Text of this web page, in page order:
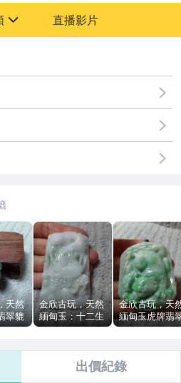
直播影片
天然
翠貔
雕刻
金欣古玩，天然
緬甸玉：十二生
肖龍翡翠雕刻
牌翡翠玉墬牌子
拍賣／188
金欣古玩，天
緬甸玉虎牌翡
玉石拍賣～
出價紀錄